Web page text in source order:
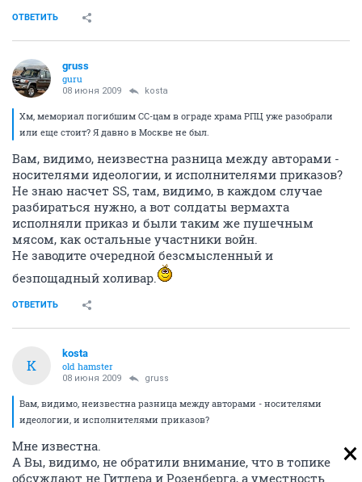
ОТВЕТИТЬ
gruss
guru
08 июня 2009 kosta
Хм, мемориал погибшим СС-цам в ограде храма РПЦ уже разобрали
или еще стоит? Я давно в Москве не был.
Вам, видимо, неизвестна разница между авторами -
носителями идеологии, и исполнителями приказов?
Не знаю насчет SS, там, видимо, в каждом случае
разбираться нужно, а вот солдаты вермахта
исполняли приказ и были таким же пушечным
мясом, как остальные участники войн.
Не заводите очередной безсмысленный и
безпощадный холивар.
ОТВЕТИТЬ
K
kosta
old hamster
08 июня 2009 gruss
Вам, видимо, неизвестна разница между авторами - носителями
идеологии, и исполнителями приказов?
Мне известна.
А Вы, видимо, не обратили внимание, что в топике
обсуждают не Гитлера и Розенберга, а уместность